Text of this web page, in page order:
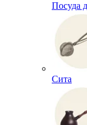
Посуда
Сита